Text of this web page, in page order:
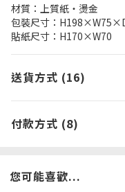
材質：上質紙・燙金
包裝尺寸：
貼紙尺寸：H170×W70
送貨方式 (16)
付款方式 (8)
您可能喜歡...